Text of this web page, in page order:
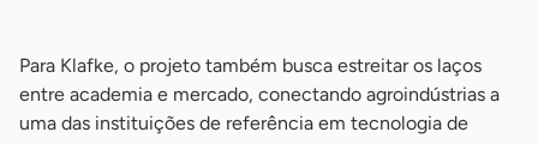
Para Klafke, o projeto também busca estreitar os laços
entre academia e mercado, conectando agroindústrias a
uma das instituições de referência em tecnologia de